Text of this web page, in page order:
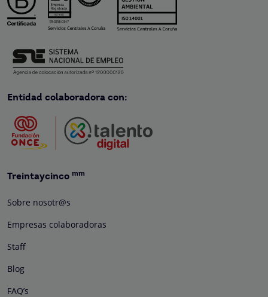
Entidad colaboradora con:
Treintaycinco mm
Sobre nosotr@s
Empresas colaboradoras
Staff
Blog
FAQ’s